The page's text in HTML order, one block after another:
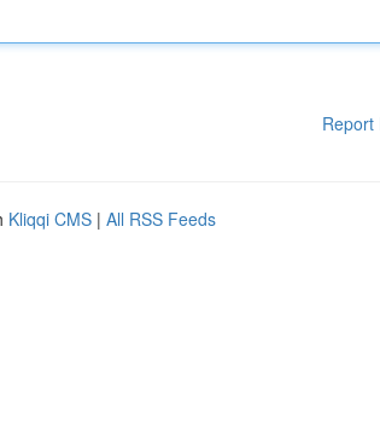
Report
Kliqqi CMS | All RSS Feeds